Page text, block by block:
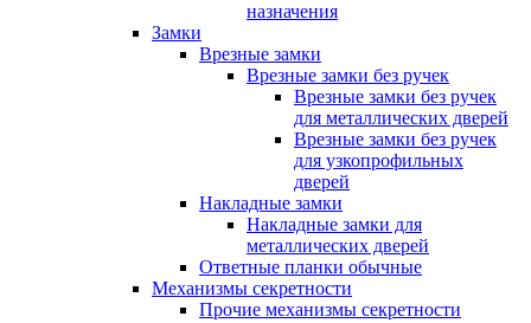
назначения
Замки
Врезные замки
Врезные замки без ручек
Врезные замки без ручек
для металлических дверей
Врезные замки без ручек
для узкопрофильных
дверей
Накладные замки
Накладные замки для
металлических дверей
Ответные планки обычные
Механизмы секретности
Прочие механизмы секретности